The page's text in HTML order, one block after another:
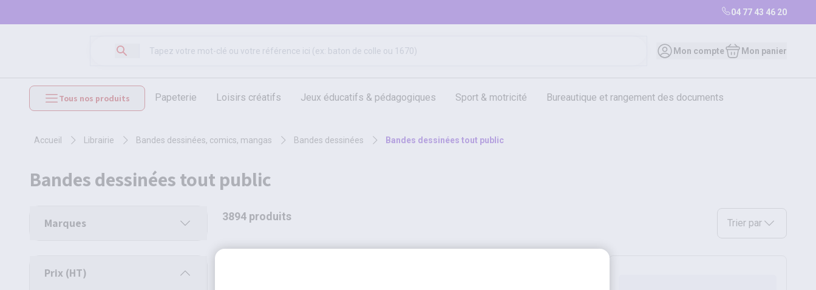
04 77 43 46 20
Mon compte Mon panier
Tous nos produits papeterie loisirs créatifs jeux éducatifs & pédagogiques sport & motricité bureautique et rangement des documents
accueil librairie bandes dessinées, comics, mangas bandes dessinées bandes dessinées tout public
bandes dessinées tout public
Marques
Prix (HT)
3894 produits
Trier par